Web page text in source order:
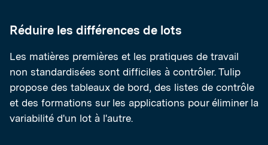
Réduire les différences de lots
Les matières premières et les pratiques de travail
non standardisées sont difficiles à contrôler. Tulip
propose des tableaux de bord, des listes de contrôle
et des formations sur les applications pour éliminer la
variabilité d'un lot à l'autre.